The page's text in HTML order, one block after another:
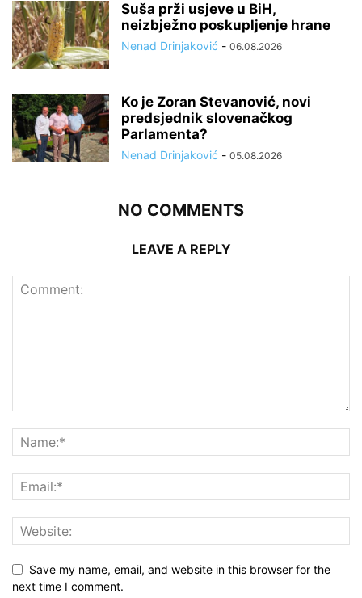
Suša prži usjeve u BiH,
neizbježno poskupljenje hrane
Nenad Drinjaković - 06.08.2026
Ko je Zoran Stevanović, novi
predsjednik slovenačkog
Parlamenta?
Nenad Drinjaković - 05.08.2026
NO COMMENTS
LEAVE A REPLY
Save my name, email, and website in this browser for the
next time I comment.